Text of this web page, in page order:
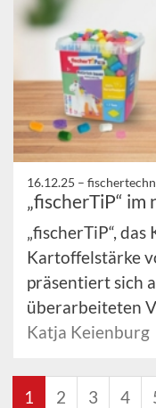
16.12.25 –
„fischerTiP“ im
„fischerTiP“,
Kartoffelstärke
präsentiert sich
überarbeiteten
Katja Keienburg
1 2 3 4